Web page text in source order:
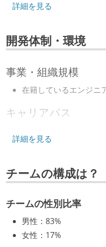
フレームワーク
データベース
プロジェクト管理
slack
notion
azure
openai aws
詳細を見る
開発体制・環境
事業・組織規模
在籍しているエンジニ
キャリアパス
いる
割を持たない人がいる
化を行う役割の人・部
取締役（社内）または
詳細を見る
チームの構成は？
チームの性別比率
男性 ： 83%
女性 ： 17%